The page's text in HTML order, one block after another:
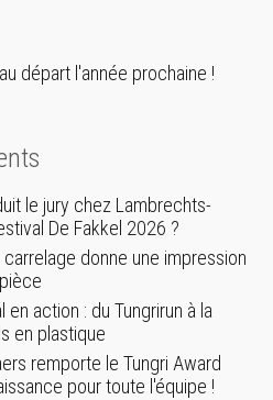
départ l'année prochaine !
le jury chez Lambrechts-
De Fakkel 2026 ?
donne une impression
en action : du Tungrirun à la
en plastique
remporte le Tungri Award
pour toute l'équipe !